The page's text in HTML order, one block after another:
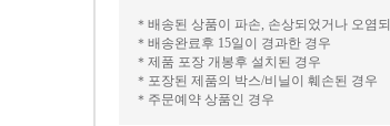
＊배송된 상품이 파손, 손상되었거나 오염
＊배송완료후 15일이 경과한 경우
＊제품 포장 개봉후 설치된 경우
＊포장된 제품의 박스/비닐이 훼손된 경우
＊주문예약 상품인 경우